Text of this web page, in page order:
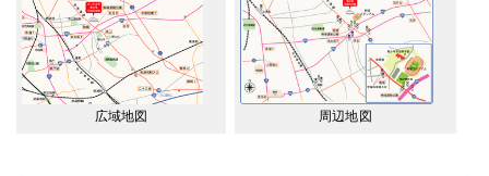
広域地図 周辺地図